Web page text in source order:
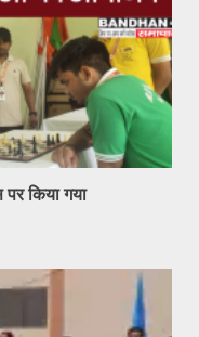
किया गया